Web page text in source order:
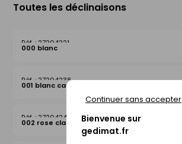
Bienvenue sur
gedimat.fr
Continuer sans accepter
Toutes les déclinaisons
27204221
000 blanc
27204238
001 blanc cassé
27204245
002 rose clair